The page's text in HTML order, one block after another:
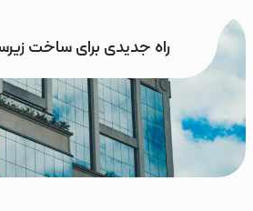
راه جدیدی برای ساخت زیرساخت ایمن